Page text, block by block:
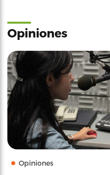
Opiniones
Opiniones